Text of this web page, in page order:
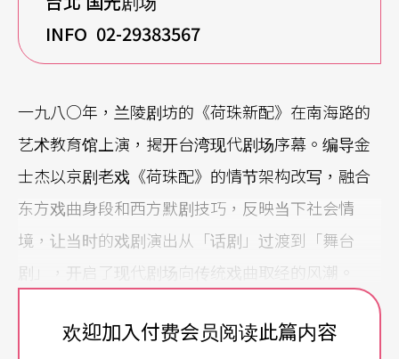
INFO 02-29383567
一九八○年，兰陵剧坊的《荷珠新配》在南海路的
艺术教育馆上演，揭开台湾现代剧场序幕。编导金
士杰以京剧老戏《荷珠配》的情节架构改写，融合
东方戏曲身段和西方默剧技巧，反映当下社会情
境，让当时的戏剧演出从「话剧」过渡到「舞台
剧」，开启了现代剧场向传统戏曲取经的风潮。
现代剧场与传统戏曲的激荡
欢迎加入付费会员阅读此篇内容